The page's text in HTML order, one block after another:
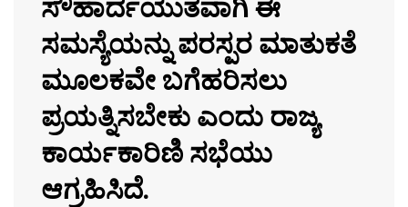
ಸಮಸ್ಯೆಯನ್ನು ಪರಸ್ಪರ ಮಾತುಕತೆ
ಮೂಲಕವೇ ಬಗೆಹರಿಸಲು
ಪ್ರಯತ್ನಿಸಬೇಕು ಎಂದು ರಾಜ್ಯ
ಕಾರ್ಯಕಾರಿಣಿ ಸಭೆಯು
ಆಗ್ರಹಿಸಿದೆ.